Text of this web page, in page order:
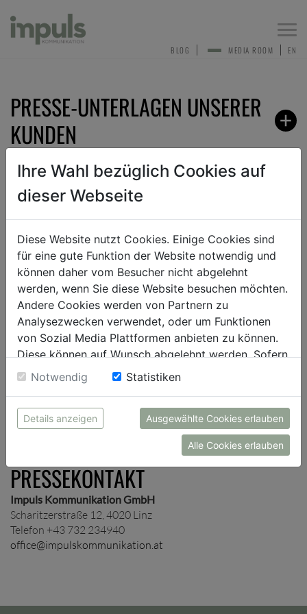
EN
MEDIA ROOM
BLOG
PRESSE-UNTERLAGEN UNSERER
KUNDEN
ZURÜCK
ANMELDEN ZUM PRESSEVERTEILER
Sehr gerne nehmen wir dich in unseren
Presseverteiler auf und schicken dir je nach Wunsch
unternehmens- und/oder themenspezifische
Presseinformationen zu.
PRESSEKONTAKT
Impuls Kommunikation GmbH
Scharitzerstraße 12, 4020 Linz
Telefon +43 732 234940
office@impulskommunikation.at
Ihre Wahl bezüglich Cookies auf
dieser Webseite
Diese Website nutzt Cookies. Einige Cookies sind
für eine gute Funktion der Website notwendig und
können daher vom Besucher nicht abgelehnt
werden, wenn Sie diese Website besuchen möchten.
Andere Cookies werden von Partnern zu
Analysezwecken verwendet, oder um Funktionen
von Sozial Media Plattformen anbieten zu können.
Diese können auf Wunsch abgelehnt werden. Sofern
sie unsere Webseite weiter nutzen, geben Sie
Einwilligung zu unseren Cookies.
Notwendig Statistiken
Details anzeigen Ausgewählte Cookies erlauben
Alle Cookies erlauben